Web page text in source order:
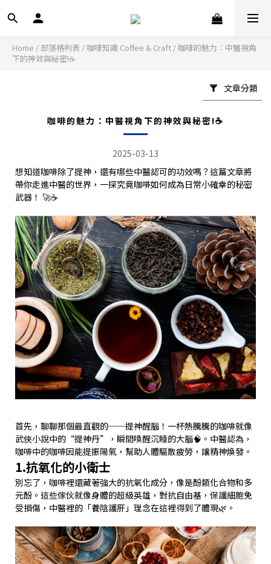
Home / 部落格列表 / 咖啡知識 Coffee & Craft / 咖啡的魅力：中醫視角
下的神效與秘密!☕️
文章分類
咖啡的魅力：中醫視角下的神效與秘密!☕️
2025-03-13
想知道咖啡除了提神，還有哪些中醫認可的功效嗎？這篇文章將
帶你走進中醫的世界，一探究竟咖啡如何成為日常小確幸的秘密
武器！ 🚀☕
首先，聊聊那個最直觀的──提神醒腦！一杯熱騰騰的咖啡就像
武俠小說中的“提神丹”，瞬間喚醒沉睡的大腦🧠。中醫認為，
咖啡中的咖啡因能提振陽氣，幫助人體驅散疲勞，讓精神煥發。
1.抗氧化的小衛士
別忘了，咖啡裡還藏著強大的抗氧化成分，像是酚類化合物和多
元酚。這些傢伙就像身體的超級英雄，對抗自由基，保護細胞免
受損傷，中醫裡的「養陰護肝」理念在這裡得到了體現🌿。